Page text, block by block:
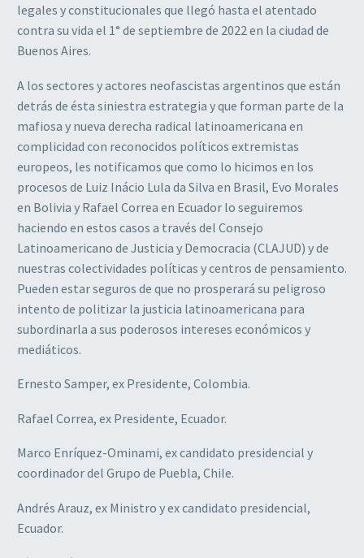
legales y constitucionales que llegó hasta el atentado
contra su vida el 1° de septiembre de 2022 en la ciudad de
Buenos Aires.
A los sectores y actores neofascistas argentinos que están
detrás de ésta siniestra estrategia y que forman parte de la
mafiosa y nueva derecha radical latinoamericana en
complicidad con reconocidos políticos extremistas
europeos, les notificamos que como lo hicimos en los
procesos de Luiz Inácio Lula da Silva en Brasil, Evo Morales
en Bolivia y Rafael Correa en Ecuador lo seguiremos
haciendo en estos casos a través del Consejo
Latinoamericano de Justicia y Democracia (CLAJUD) y de
nuestras colectividades políticas y centros de pensamiento.
Pueden estar seguros de que no prosperará su peligroso
intento de politizar la justicia latinoamericana para
subordinarla a sus poderosos intereses económicos y
mediáticos.
Ernesto Samper, ex Presidente, Colombia.
Rafael Correa, ex Presidente, Ecuador.
Marco Enríquez-Ominami, ex candidato presidencial y
coordinador del Grupo de Puebla, Chile.
Andrés Arauz, ex Ministro y ex candidato presidencial,
Ecuador.